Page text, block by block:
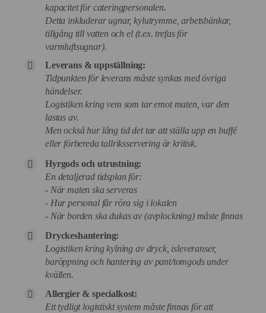
kapacitet för cateringpersonalen.
Detta inkluderar ugnar, kylutrymme, arbetsbänkar,
tillgång till vatten och el (t.ex. trefas för
varmluftsugnar).
Leverans & uppställning:
Tidpunkten för leverans måste synkas med övriga
händelser.
Logistiken kring vem som tar emot maten, var den
lastas av.
Men också hur lång tid det tar att ställa upp en buffé
eller förbereda tallriksservering är kritisk.
Hyrgods och utrustning:
En detaljerad tidsplan för:
- När maten ska serveras
- Hur personal får röra sig i lokalen
- När borden ska dukas av (avplockning) måste finnas
Dryckeshantering:
Logistiken kring kylning av dryck, isleveranser,
baröppning och hantering av pant/tomgods under
kvällen.
Allergier & specialkost:
Ett tydligt logistiskt system måste finnas för att